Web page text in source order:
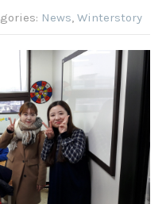
News Winterstory